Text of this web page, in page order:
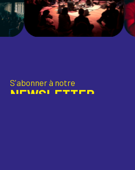
S'abonner à notre
NEWSLETTER